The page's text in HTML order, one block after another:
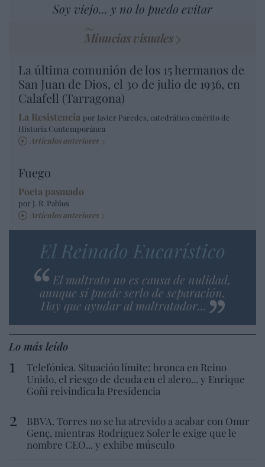
Soy viejo... y no lo puedo evitar
Minucias visuales
La última comunión de los 15 hermanos de
San Juan de Dios, el 30 de julio de 1936, en
Calafell (Tarragona)
La Resistencia por Javier Paredes, catedrático emérito de
Historia Contemporánea
Artículos anteriores
Fuego
Poeta pasmado
por J. R. Pablos
Artículos anteriores
El Reinado Eucarístico
El maltrato no es causa de nulidad,
aunque sí puede serlo de separación.
Hay que ayudar al maltratador...
Lo más leído
Telefónica. Situación límite: bronca en Reino
Unido, el riesgo de deuda en el alero... y Enrique
Goñi reivindica la Presidencia
BBVA. Torres no se ha atrevido a acabar con Onur
Genç, mientras Rodríguez Soler le exige que le
nombre CEO... y exhibe músculo